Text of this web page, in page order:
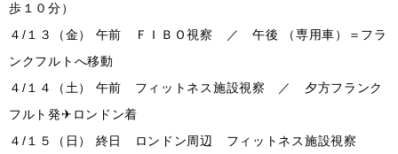
歩１０分）
４/１３（金） 午前 ＦＩＢＯ視察 ／ 午後 （専用車）＝フラ
ンクフルトへ移動
４/１４（土） 午前 フィットネス施設視察 ／ 夕方フランク
フルト発✈ロンドン着
４/１５（日） 終日 ロンドン周辺 フィットネス施設視察